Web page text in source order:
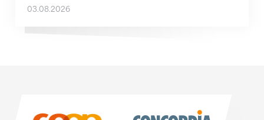
03.08.2026